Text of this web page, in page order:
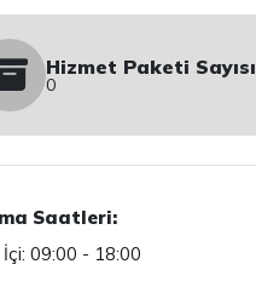
Hizmet Paketi Sayısı
0
Saatleri:
09:00 - 18:00